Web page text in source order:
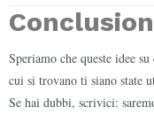
Speriamo che queste idee
cui si trovano ti siano state
Se hai dubbi, scrivici: